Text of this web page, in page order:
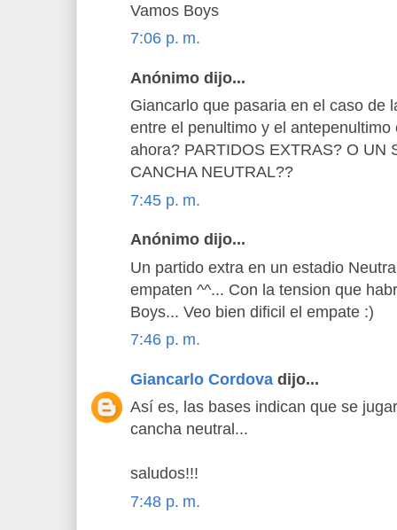
Vamos Boys
7:06 p. m.
Anónimo dijo...
Giancarlo que pasaria en el caso de
entre el penultimo y el
ahora? PARTIDOS EXTRAS? O UN
CANCHA NEUTRAL??
7:45 p. m.
Anónimo dijo...
Un partido extra en un estadio
empaten ^^... Con la tension que
Boys... Veo bien dificil el empate :)
7:46 p. m.
Giancarlo Cordova dijo...
Así es, las bases indican que se
cancha neutral...
saludos!!!
7:48 p. m.